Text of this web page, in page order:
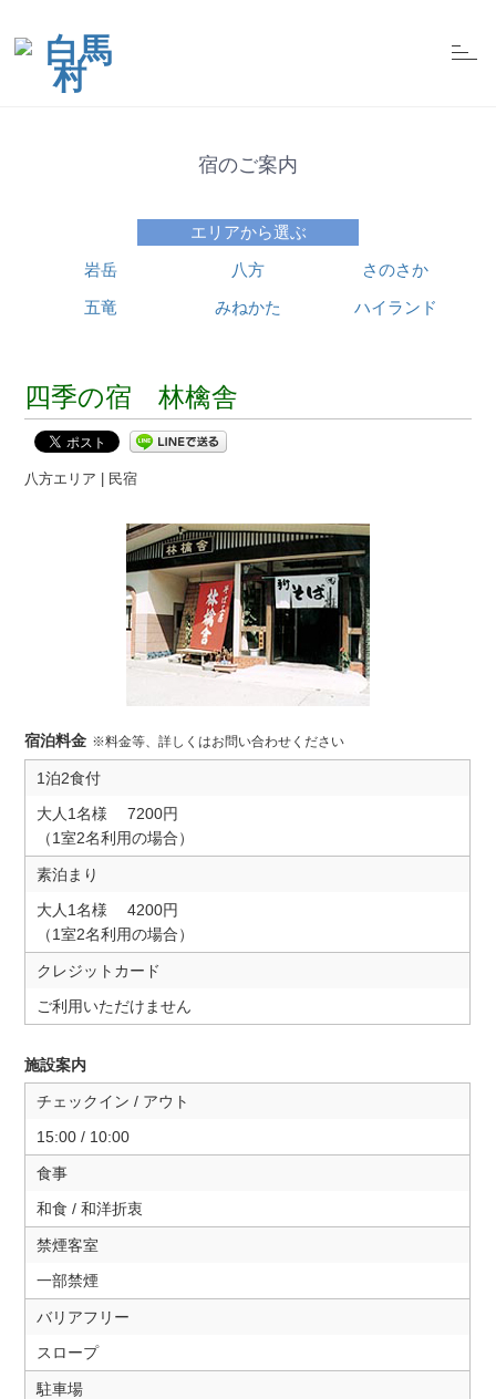
t
o
宿のご案内
エリアから選ぶ
岩岳
八方
さのさか
五竜
みねかた ハイランド
四季の宿 林檎舎
八方エリア | 民宿
宿泊料金 ※料金等、詳しくはお問い合わせください
1泊2食付
大人1名様 7200円
（1室2名利用の場合）
素泊まり
大人1名様 4200円
（1室2名利用の場合）
クレジットカード
ご利用いただけません
施設案内
チェックイン / アウト
15:00 / 10:00
食事
和食 / 和洋折衷
禁煙客室
一部禁煙
バリアフリー
スロープ
駐車場